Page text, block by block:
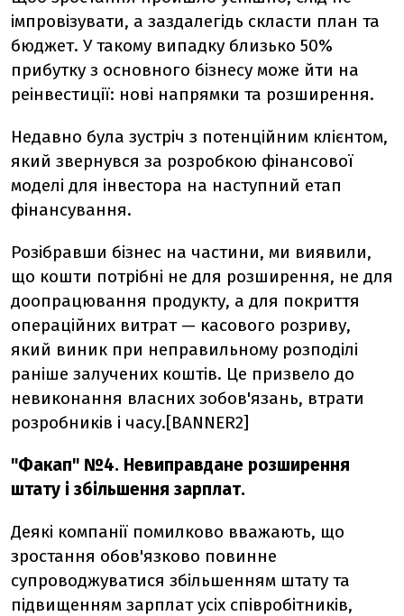
імпровізувати, а заздалегідь скласти план та
бюджет. У такому випадку близько 50%
прибутку з основного бізнесу може йти на
реінвестиції: нові напрямки та розширення.
Недавно була зустріч з потенційним клієнтом,
який звернувся за розробкою фінансової
моделі для інвестора на наступний етап
фінансування.
Розібравши бізнес на частини, ми виявили,
що кошти потрібні не для розширення, не для
доопрацювання продукту, а для покриття
операційних витрат — касового розриву,
який виник при неправильному розподілі
раніше залучених коштів. Це призвело до
невиконання власних зобов'язань, втрати
розробників і часу.[BANNER2]
"Факап" №4. Невиправдане розширення
штату і збільшення зарплат.
Деякі компанії помилково вважають, що
зростання обов'язково повинне
супроводжуватися збільшенням штату та
підвищенням зарплат усіх співробітників,